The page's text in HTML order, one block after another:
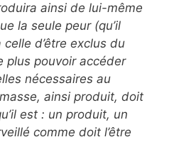
ainsi de lui-même
la seule peur (qu’il
d’être exclus du
plus pouvoir accéder
nécessaires au
ainsi produit, doit
est : un produit, un
comme doit l’être